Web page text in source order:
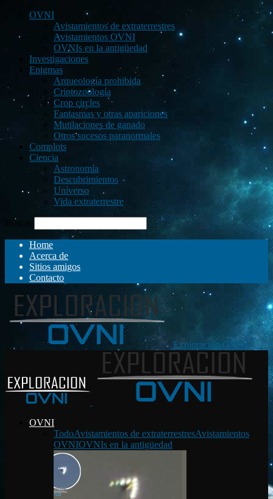
OVNI
Avistamientos de extraterrestres
Avistamientos OVNI
OVNIs en la antigüedad
Investigaciones
Enigmas
Arqueología prohibida
Criptozoología
Crop circles
Fantasmas y otras apariciones
Mutilaciones de ganado
Otros sucesos paranormales
Complots
Ciencia
Astronomía
Descubrimientos
Universo
Vida extraterrestre
Buscar
Home
Acerca de
Sitios amigos
Contacto
Exploración OVNI
OVNI
TodoAvistamientos de extraterrestresAvistamientos
OVNIOVNIs en la antigüedad